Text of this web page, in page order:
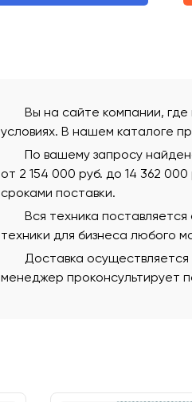
Вы на сайте компании, где
условиях. В нашем каталоге
По вашему запросу
от 2 154 000 руб. до 14 362
сроками поставки.
Вся техника
техники для бизнеса любого
Доставка
менеджер проконсультирует